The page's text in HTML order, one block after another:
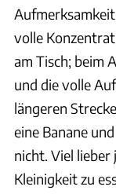
Aufmerksamkeit
volle
am Tisch; beim
und die volle
längeren
eine Banane
nicht. Viel lieber
Kleinigkeit zu